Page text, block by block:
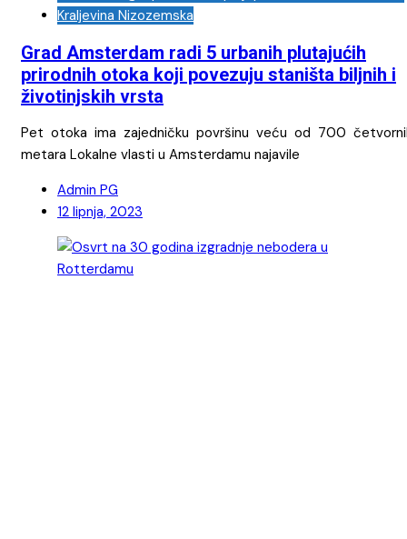
Kraljevina Nizozemska
Grad Amsterdam radi 5 urbanih plutajućih
prirodnih otoka koji povezuju staništa biljnih i
životinjskih vrsta
Pet otoka ima zajedničku površinu veću od 700
metara Lokalne vlasti u Amsterdamu najavile
Admin PG
12 lipnja, 2023